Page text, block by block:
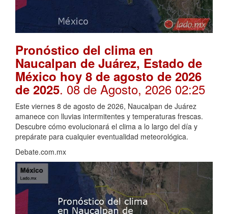
Pronóstico del clima en
Naucalpan de Juárez, Estado de
México hoy 8 de agosto de 2026
de 2025. 08 de Agosto, 2026 02:25
Este viernes 8 de agosto de 2026, Naucalpan de Juárez
amanece con lluvias intermitentes y temperaturas frescas.
Descubre cómo evolucionará el clima a lo largo del día y
prepárate para cualquier eventualidad meteorológica.
Debate.com.mx